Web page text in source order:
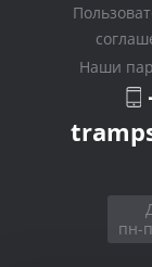
Наши
пн-